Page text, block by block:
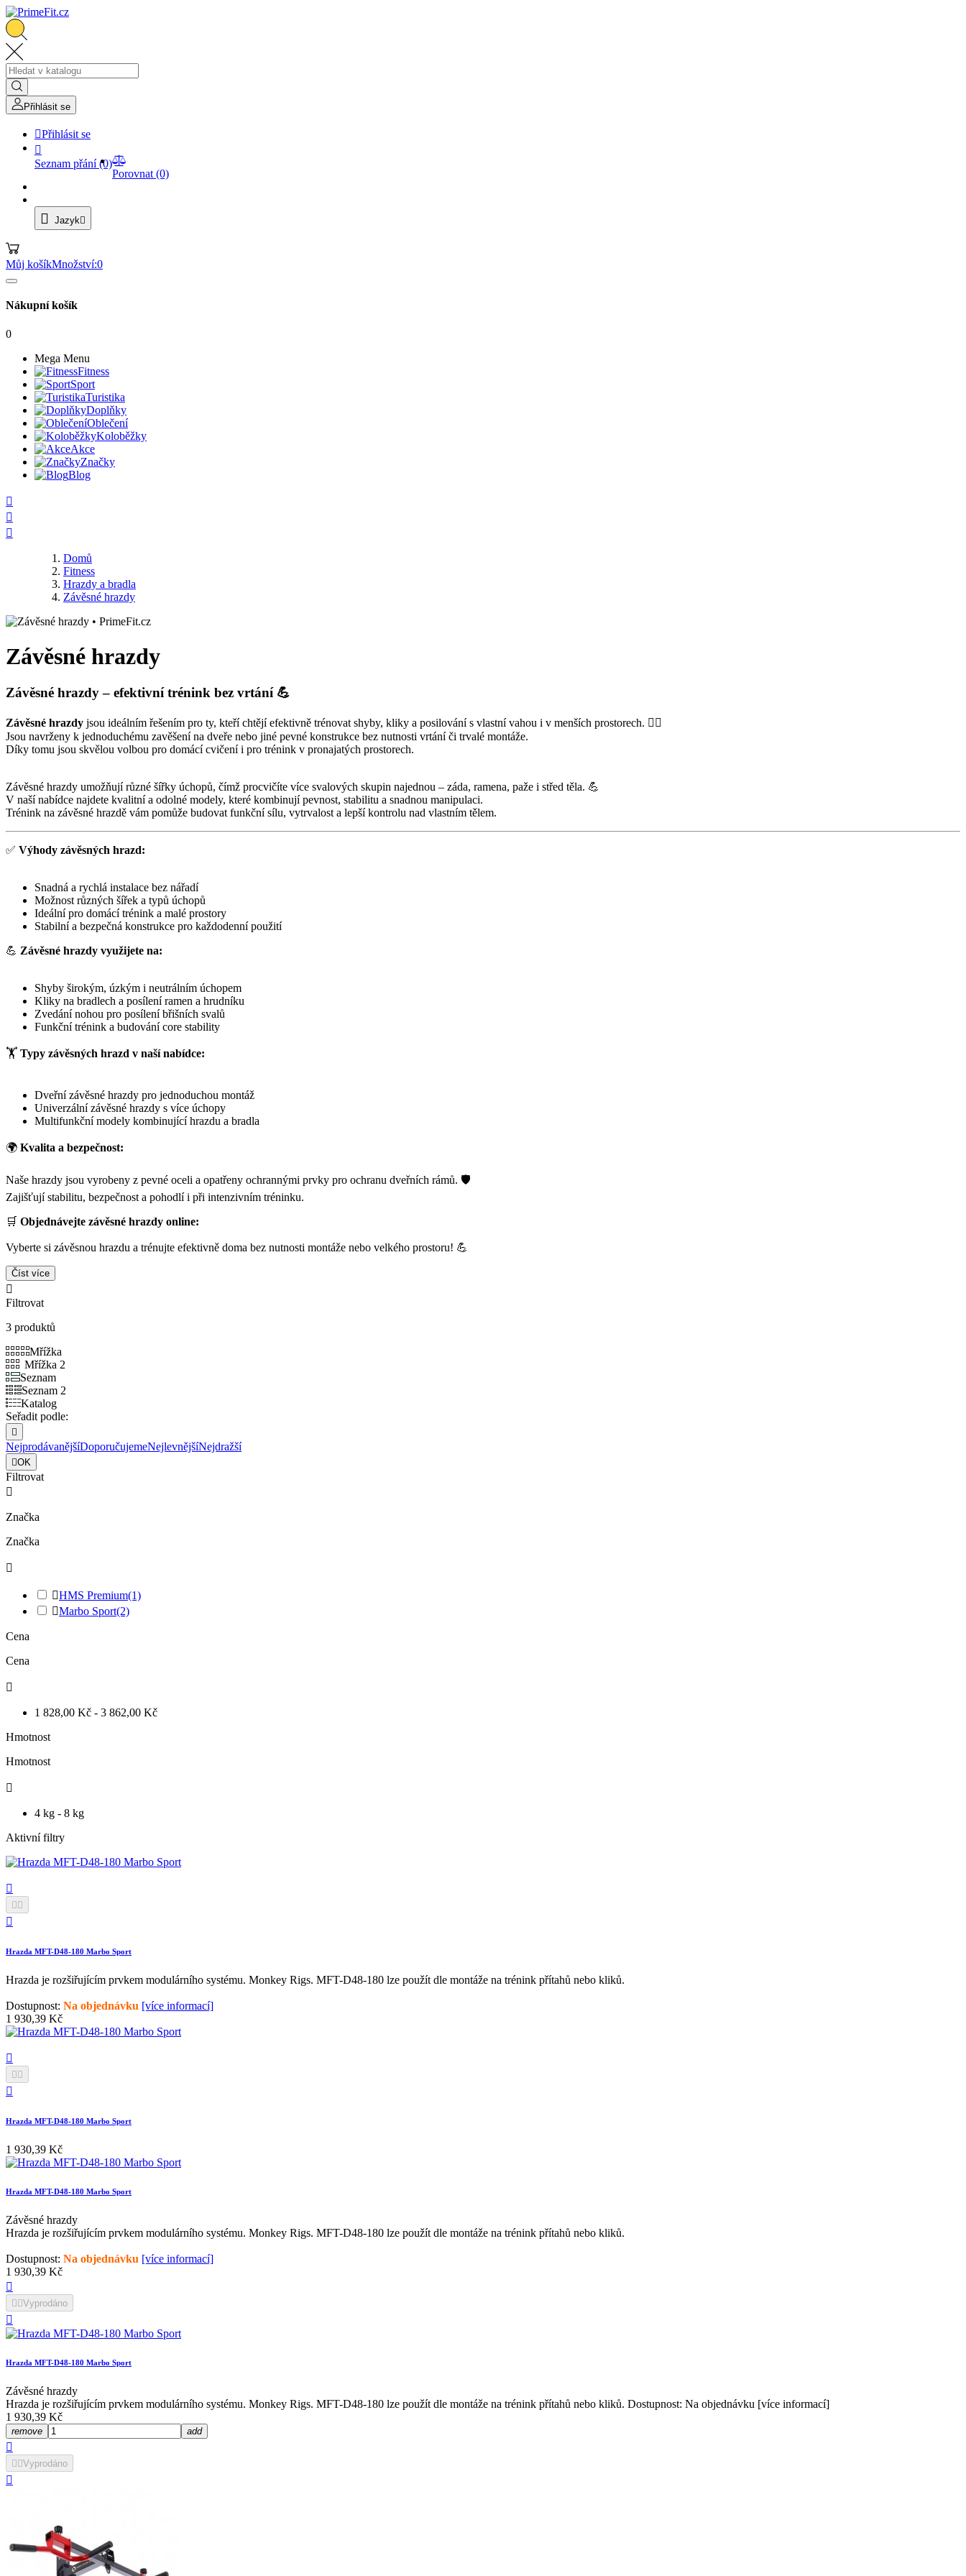
Přihlásit se
Přihlásit se

Seznam přání(0)
Porovnat (0)
 Jazyk
Můj košíkMnožství:0
Nákupní košík
0
Mega Menu
Fitness
Sport
Turistika
Doplňky
Oblečení
Koloběžky
Akce
Značky
Blog



Domů
Fitness
Hrazdy a bradla
Závěsné hrazdy
Závěsné hrazdy
Závěsné hrazdy – efektivní trénink bez vrtání 💪
Závěsné hrazdy jsou ideálním řešením pro ty, kteří chtějí efektivně trénovat shyby, kliky a posilování s vlastní vahou i v menších prostorech. 🤸‍♂️
Jsou navrženy k jednoduchému zavěšení na dveře nebo jiné pevné konstrukce bez nutnosti vrtání či trvalé montáže.
Díky tomu jsou skvělou volbou pro domácí cvičení i pro trénink v pronajatých prostorech.
Závěsné hrazdy umožňují různé šířky úchopů, čímž procvičíte více svalových skupin najednou – záda, ramena, paže i střed těla. 💪
V naší nabídce najdete kvalitní a odolné modely, které kombinují pevnost, stabilitu a snadnou manipulaci.
Trénink na závěsné hrazdě vám pomůže budovat funkční sílu, vytrvalost a lepší kontrolu nad vlastním tělem.
✅ Výhody závěsných hrazd:
Snadná a rychlá instalace bez nářadí
Možnost různých šířek a typů úchopů
Ideální pro domácí trénink a malé prostory
Stabilní a bezpečná konstrukce pro každodenní použití
💪 Závěsné hrazdy využijete na:
Shyby širokým, úzkým i neutrálním úchopem
Kliky na bradlech a posílení ramen a hrudníku
Zvedání nohou pro posílení břišních svalů
Funkční trénink a budování core stability
🏋️ Typy závěsných hrazd v naší nabídce:
Dveřní závěsné hrazdy pro jednoduchou montáž
Univerzální závěsné hrazdy s více úchopy
Multifunkční modely kombinující hrazdu a bradla
🌍 Kvalita a bezpečnost:
Naše hrazdy jsou vyrobeny z pevné oceli a opatřeny ochrannými prvky pro ochranu dveřních rámů. 🛡️
Zajišťují stabilitu, bezpečnost a pohodlí i při intenzivním tréninku.
🛒 Objednávejte závěsné hrazdy online:
Vyberte si závěsnou hrazdu a trénujte efektivně doma bez nutnosti montáže nebo velkého prostoru! 💪
Číst více

Filtrovat
3 produktů
Mřížka
Mřížka 2
Seznam
Seznam 2
Katalog
Seřadit podle:

NejprodávanějšíDoporučujemeNejlevnějšíNejdražší
OK
Filtrovat

Značka
Značka

HMS Premium(1)
Marbo Sport(2)
Cena
Cena

1 828,00 Kč - 3 862,00 Kč
Hmotnost
Hmotnost

4 kg - 8 kg
Aktivní filtry

 

Hrazda MFT-D48-180 Marbo Sport
Hrazda je rozšiřujícím prvkem modulárního systému. Monkey Rigs. MFT-D48-180 lze použít dle montáže na trénink přítahů nebo kliků.
Dostupnost: Na objednávku [více informací]
1 930,39 Kč

 

Hrazda MFT-D48-180 Marbo Sport
1 930,39 KčCena
Hrazda MFT-D48-180 Marbo Sport
Závěsné hrazdy
Hrazda je rozšiřujícím prvkem modulárního systému. Monkey Rigs. MFT-D48-180 lze použít dle montáže na trénink přítahů nebo kliků.
Dostupnost: Na objednávku [více informací]
1 930,39 KčCena

 Vyprodáno

Hrazda MFT-D48-180 Marbo Sport
Závěsné hrazdy
Hrazda je rozšiřujícím prvkem modulárního systému. Monkey Rigs. MFT-D48-180 lze použít dle montáže na trénink přítahů nebo kliků. Dostupnost: Na objednávku [více informací]
1 930,39 KčCena
remove add

 Vyprodáno
